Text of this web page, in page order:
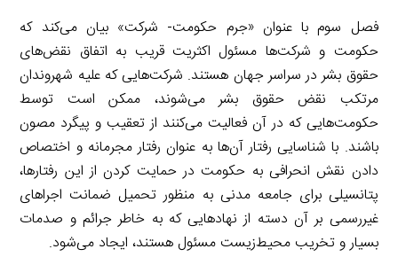
فصل سوم با عنوان «جرم حکومت- شرکت» بیان می‌کند که
حکومت و شرکت‌ها مسئول اکثریت قریب به اتفاق نقض‌های
حقوق بشر در سراسر جهان هستند. شرکت‌هایی که علیه شهروندان
مرتکب نقض حقوق بشر می‌شوند، ممکن است توسط
حکومت‌هایی که در آن فعالیت می‌کنند از تعقیب و پیگرد مصون
باشند. با شناسایی رفتار آن‌ها به عنوان رفتار مجرمانه و اختصاص
دادن نقش انحرافی به حکومت در حمایت کردن از این رفتارها،
پتانسیلی برای جامعه مدنی به منظور تحمیل ضمانت اجراهای
غیررسمی بر آن دسته از نهادهایی که به خاطر جرائم و صدمات
بسیار و تخریب محیط‌زیست مسئول هستند، ایجاد می‌شود.